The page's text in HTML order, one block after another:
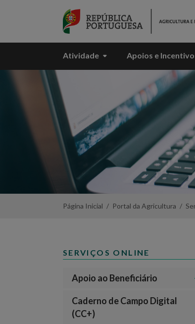
Skip to Main Content
Atividade Apoios e
Página Inicial Portal da Agricultura
SERVIÇOS ONLINE
Apoio ao Beneficiário
Caderno de Campo Digital
(CC+)